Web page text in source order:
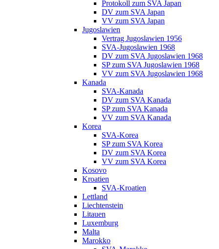
Protokoll zum SVA Japan
DV zum SVA Japan
VV zum SVA Japan
Jugoslawien
Vertrag Jugoslawien 1956
SVA-Jugoslawien 1968
DV zum SVA Jugoslawien 1968
SP zum SVA Jugoslawien 1968
VV zum SVA Jugoslawien 1968
Kanada
SVA-Kanada
DV zum SVA Kanada
SP zum SVA Kanada
VV zum SVA Kanada
Korea
SVA-Korea
SP zum SVA Korea
DV zum SVA Korea
VV zum SVA Korea
Kosovo
Kroatien
SVA-Kroatien
Lettland
Liechtenstein
Litauen
Luxemburg
Malta
Marokko